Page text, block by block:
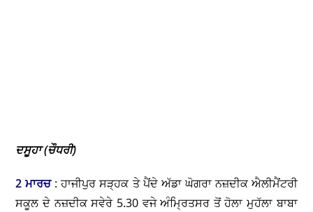
ਦਸੂਹਾ (ਚੌਧਰੀ)
2 ਮਾਰਚ: ਹਾਜੀਪੁਰ ਸੜ੍ਹਕ ਤੇ ਪੈਂਦੇ ਅੱਡਾ ਘੋਗਰਾ ਨਜ਼ਦੀਕ ਐਲੀਮੈਂਟਰੀ
ਸਕੂਲ ਦੇ ਨਜ਼ਦੀਕ ਸਵੇਰੇ 5.30 ਵਜੇ ਅੰਮ੍ਰਿਤਸਰ ਤੋਂ ਹੋਲਾ ਮੁਹੱਲਾ ਬਾਬਾ